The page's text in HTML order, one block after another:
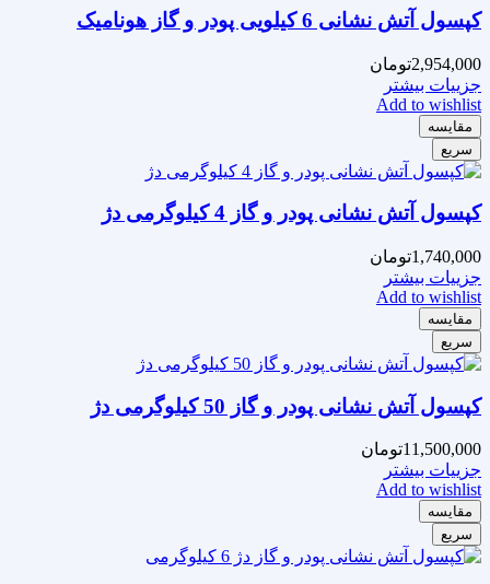
کپسول آتش نشانی 6 کیلویی پودر و گاز هونامیک
2,954,000تومان
جزییات بیشتر
Add to wishlist
مقایسه
سریع
کپسول آتش نشانی پودر و گاز 4 کیلوگرمی دژ
1,740,000تومان
جزییات بیشتر
Add to wishlist
مقایسه
سریع
کپسول آتش نشانی پودر و گاز 50 کیلوگرمی دژ
11,500,000تومان
جزییات بیشتر
Add to wishlist
مقایسه
سریع